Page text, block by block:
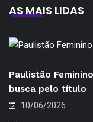
AS MAIS LIDAS
Paulistão
busca pelo título
10/06/2026